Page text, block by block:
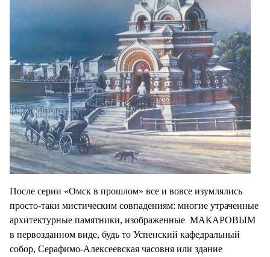
После серии «Омск в прошлом» все и вовсе изумлялись
просто-таки мистическим совпадениям: многие утраченные
архитектурные памятники, изображенные МАКАРОВЫМ
в первозданном виде, будь то Успенский кафедральный
собор, Серафимо-Алексеевская часовня или здание